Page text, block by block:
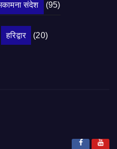
संदेश (95)
हरिद्वार (20)